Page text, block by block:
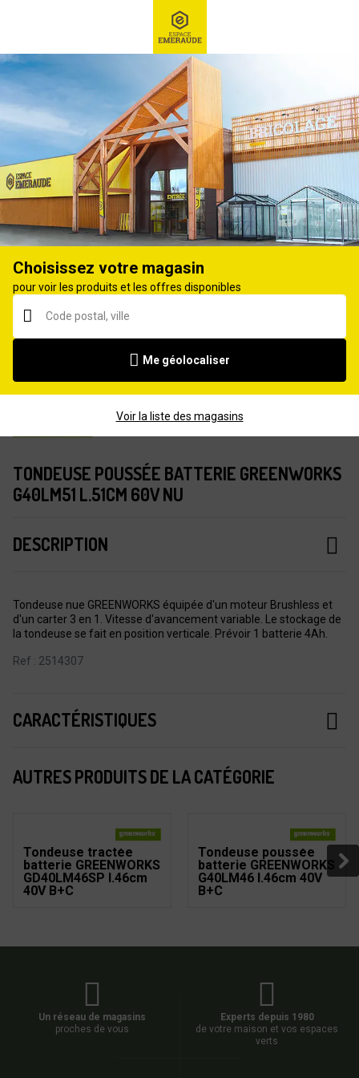
Ex : Robot tondeuse, ...
Tondeuse à batterie
TONDEUSE POUSSÉE BATTERIE GREENWORKS
G40LM51 L.51CM 60V NU
DESCRIPTION
Tondeuse nue GREENWORKS équipée d'un moteur Brushless et
d'un carter 3 en 1. Vitesse d'avancement variable. Le stockage de
la tondeuse se fait en position verticale. Prévoir 1 batterie 4Ah.
Ref : 2514307
CARACTÉRISTIQUES
AUTRES PRODUITS DE LA CATÉGORIE
Tondeuse tractée
batterie GREENWORKS
GD40LM46SP l.46cm
40V B+C
Tondeuse poussée
batterie GREENWORKS
G40LM46 l.46cm 40V
B+C
Un réseau de magasins
proches de vous
Experts depuis 1980
de votre maison et vos espaces
verts
Choisissez votre magasin
pour voir les produits et les offres disponibles
Me géolocaliser
Voir la liste des magasins